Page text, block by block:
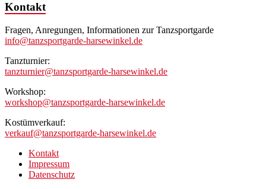
Kontakt
Fragen, Anregungen, Informationen zur Tanzsportgarde
info@tanzsportgarde-harsewinkel.de
Tanzturnier:
tanzturnier@tanzsportgarde-harsewinkel.de
Workshop:
workshop@tanzsportgarde-harsewinkel.de
Kostümverkauf:
verkauf@tanzsportgarde-harsewinkel.de
Kontakt
Impressum
Datenschutz